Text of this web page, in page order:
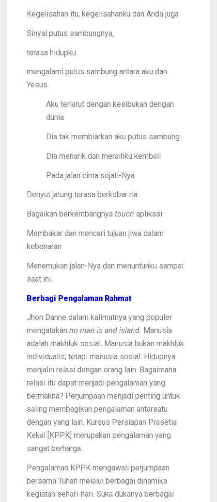
Kegelisahan itu, kegelisahanku dan Anda juga
Sinyal putus sambungnya,
terasa hidupku
mengalami putus sambung antara aku dan
Yesus.
Aku terlarut dengan kesibukan dengan
dunia
Dia tak membiarkan aku putus sambung
Dia menarik dan meraihku kembali
Pada jalan cinta sejati-Nya
Denyut jatung terasa berkobar ria
Bagaikan berkembangnya touch aplikasi
Membakar dan mencari tujuan jiwa dalam
kebenaran
Menemukan jalan-Nya dan menuntunku sampai
saat ini.
Berbagi Pengalaman Rahmat
Jhon Danne dalam kalimatnya yang populer
mengatakan no man is and island. Manusia
adalah makhluk sosial. Manusia bukan makhluk
individualis, tetapi manusia sosial. Hidupnya
menjalin relasi dengan orang lain. Bagaimana
relasi itu dapat menjadi pengalaman yang
bermakna? Perjumpaan menjadi penting untuk
saling membagikan pengalaman antarsatu
dengan yang lain. Kursus Persiapan Prasetia
Kekal [KPPK] merupakan pengalaman yang
sangat berharga.
Pengalaman KPPK mengawali perjumpaan
bersama Tuhan melalui berbagai dinamika
kegiatan sehari-hari. Suka dukanya berbagai